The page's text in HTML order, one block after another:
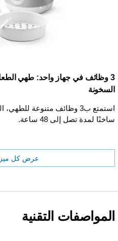
3 وظائف في جهاز واحد: طهي
السخونة
استمتع ب3 وظائف متنوعة
ساخنًا لمدة تصل إلى 48 ساعة.
عرض كل
المواصفات التقنية